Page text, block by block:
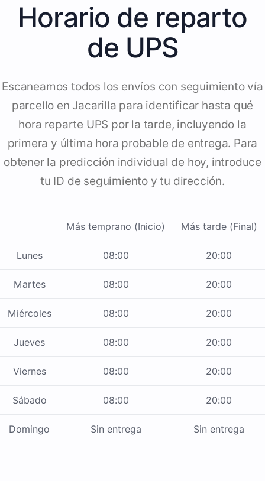
Horario de reparto
de UPS
Escaneamos todos los envíos con seguimiento vía
parcello en Jacarilla para identificar hasta qué
hora reparte UPS por la tarde, incluyendo la
primera y última hora probable de entrega. Para
obtener la predicción individual de hoy, introduce
tu ID de seguimiento y tu dirección.
Más temprano (Inicio) Más tarde (Final)
Lunes 08:00 20:00
Martes 08:00 20:00
Miércoles 08:00 20:00
Jueves 08:00 20:00
Viernes 08:00 20:00
Sábado 08:00 20:00
Domingo Sin entrega Sin entrega